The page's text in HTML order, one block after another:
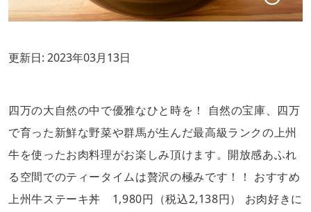
更新日: 2023年03月13日
四万の大自然の中で優雅なひと時を！ 自然の宝庫、四万
で育った新鮮な野菜や群馬が生んだ最高級ランクの上州
牛を使ったお肉料理がお楽しみ頂けます。開放感あふれ
る空間でのティータイムは贅沢の極みです！！ おすすめ
上州牛ステーキ丼 1,980円（税込2,138円） お肉好きに